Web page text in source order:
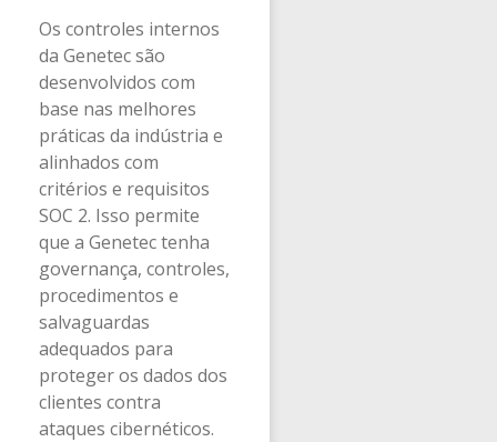
Os controles internos
da Genetec são
desenvolvidos com
base nas melhores
práticas da indústria e
alinhados com
critérios e requisitos
SOC 2. Isso permite
que a Genetec tenha
governança, controles,
procedimentos e
salvaguardas
adequados para
proteger os dados dos
clientes contra
ataques cibernéticos.